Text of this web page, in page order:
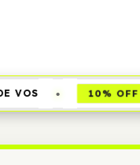
• 10% OFF